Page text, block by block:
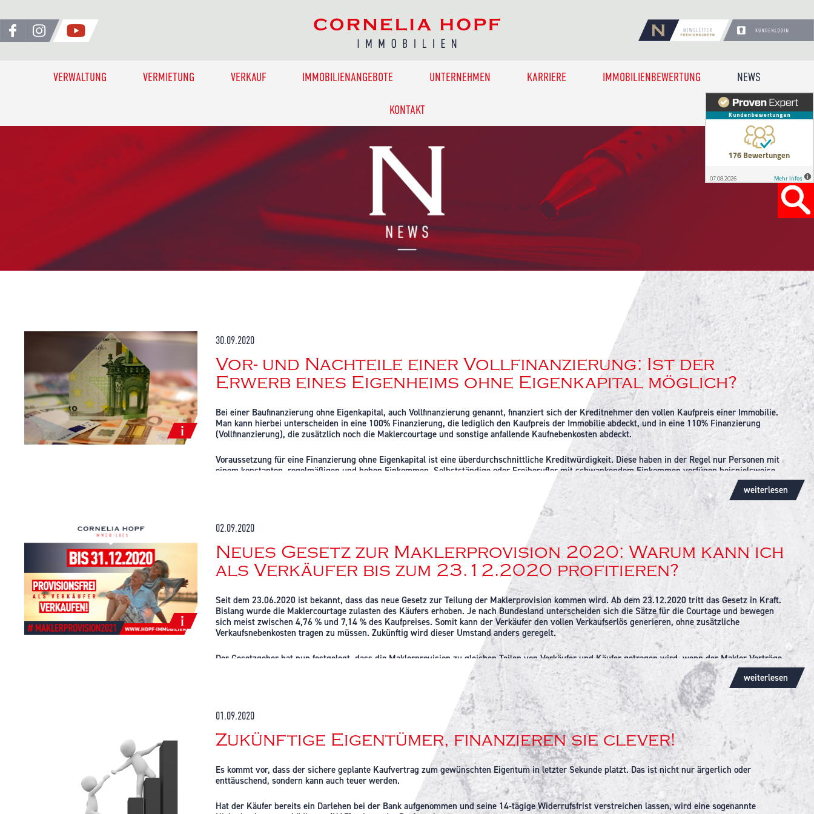
VERWALTUNG VERMIETUNG VERKAUF IMMOBILIENANGEBOTE UNTERNEHMEN KARRIERE IMMOBILIENBEWERTUNG NEWS
KONTAKT
30.09.2020
Vor- und Nachteile einer Vollfinanzierung: Ist der
Erwerb eines Eigenheims ohne Eigenkapital möglich?
Bei einer Baufinanzierung ohne Eigenkapital, auch Vollfinanzierung genannt, finanziert sich der Kreditnehmer den vollen Kaufpreis einer Immobilie.
Man kann hierbei unterscheiden in eine 100% Finanzierung, die lediglich den Kaufpreis der Immobilie abdeckt, und in eine 110% Finanzierung
(Vollfinanzierung), die zusätzlich noch die Maklercourtage und sonstige anfallende Kaufnebenkosten abdeckt.
Voraussetzung für eine Finanzierung ohne Eigenkapital ist eine überdurchschnittliche Kreditwürdigkeit. Diese haben in der Regel nur Personen mit
einem konstanten, regelmäßigen und hohen Einkommen. Selbstständige oder Freiberufler mit schwankendem Einkommen verfügen beispielsweise
über eine verhältnismäßig niedrige Kreditwürdigkeit, da sich hier das Risiko eines Zahlungsausfalls gegenüber der Bank deutlich erhöht. Des
Weiteren spielen die Lage und der Zustand der Immobilie eine große Rolle. Baufällige Objekte, die sich in weniger guten Gegenden befinden, haben
Die aktuell niedrigen Bauzinsen begünstigen eine Vollfinanzierung, leider sollte dennoch bedacht werden, dass diese Form der Finanzierung auch
Höhere Zinssätze im Vergleich zu einer Finanzierung mit EK (zwei bis dreimal so hoch)
Längere Laufzeiten
Gefahr eines Schuldenberges durch Zwangsversteigerung bei Zahlungsunfähigkeit
Mit den aufgezählten Nachteilen wird klar, dass eine Finanzierung ohne Eigenkapital deutlich teurer ist als eine Finanzierung mit Eigenkapital.
Dennoch wird auch Personen ohne Rücklagen oder Personen die aktuell über wenige liquide Mittel verfügen eine Finanzierung ermöglicht.
Zu bedenken bleibt außerdem, dass das Risiko einer Zahlungsunfähigkeit bei beiden Finanzierungsarten gleich bleibt; die Lebensumstände lassen
sich schwer vorhersagen.
Grundsätzlich sollte man die Entscheidung, einen Kredit aufzunehmen, immer genau abwägen, ob mit oder ohne Eigenkapital und sich von
Quelle:https://www.drklein.de/baufinanzierung-ohne-eigenkapital.html
weiterlesen
02.09.2020
Neues Gesetz zur Maklerprovision 2020: Warum kann ich
als Verkäufer bis zum 23.12.2020 profitieren?
Seit dem 23.06.2020 ist bekannt, dass das neue Gesetz zur Teilung der Maklerprovision kommen wird. Ab dem 23.12.2020 tritt das Gesetz in Kraft.
Bislang wurde die Maklercourtage zulasten des Käufers erhoben. Je nach Bundesland unterscheiden sich die Sätze für die Courtage und bewegen
sich meist zwischen 4,76 % und 7,14 % des Kaufpreises. Somit kann der Verkäufer den vollen Verkaufserlös generieren, ohne zusätzliche
Verkaufsnebenkosten tragen zu müssen. Zukünftig wird dieser Umstand anders geregelt.
Der Gesetzgeber hat nun festgelegt, dass die Maklerprovision zu gleichen Teilen von Verkäufer und Käufer getragen wird, wenn der Makler Verträge
mit beiden Parteien geschlossen hat. Wird mit einer der beiden Parteien vereinbart, die Leistung unentgeltlich zu erbringen, hat die andere Partei
Wird der Makler nur von einer Partei beauftragt, muss diese die Kosten tragen. Es gibt aber die Möglichkeit, im Vertrag festzulegen, dass die andere
Partei, im Falle eines Zustandekommens des Kaufvertrags bis zu 50 % der Courtage tragen muss. Für Verkäufer bedeutet das Gesetz, dass Sie noch
bis Ende dieses Jahres den vollen Verkaufserlös erzielen können, ohne zusätzlich Kosten für die Vermarktung zu bezahlen.
Zu beachten ist, dass diese Regelung nur für Verbraucher gilt. Im Falle einer gewerblichen Tätigkeit kann die Verteilung der Maklercourtage nach wie
vor frei verhandelt werden. Ziel des neuen Gesetzes ist die Entlastung privater Käufer von Wohnimmobilien.
https://www.haufe.de/immobilien/wirtschaft-politik/maklerrecht-doch-kein-bestellerprinzip-fuer-immobilienkauf_84342_500542.html
weiterlesen
01.09.2020
Zukünftige Eigentümer, finanzieren sie clever!
Es kommt vor, dass der sichere geplante Kaufvertrag zum gewünschten Eigentum in letzter Sekunde platzt. Das ist nicht nur ärgerlich oder
enttäuschend, sondern kann auch teuer werden.
Hat der Käufer bereits ein Darlehen bei der Bank aufgenommen und seine 14-tägige Widerrufsfrist verstreichen lassen, wird eine sogenannte